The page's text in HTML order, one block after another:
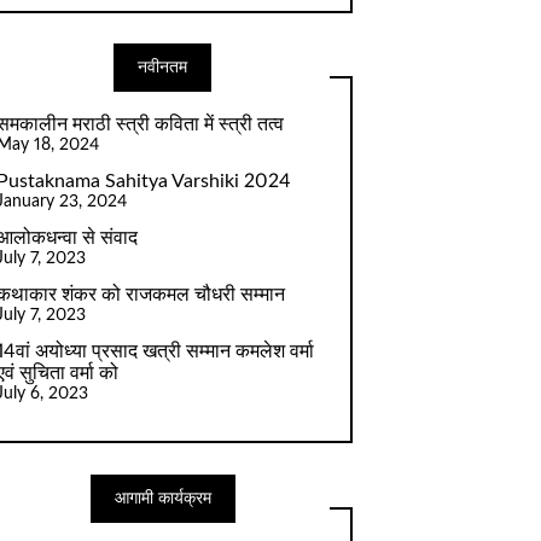
नवीनतम
मराठी स्त्री कविता में स्त्री तत्व
18, 2024
Sahitya Varshiki 2024
23, 2024
से संवाद
7, 2023
शंकर को राजकमल चौधरी सम्मान
7, 2023
अयोध्या प्रसाद खत्री सम्मान कमलेश वर्मा
सुचिता वर्मा को
6, 2023
आगामी कार्यक्रम